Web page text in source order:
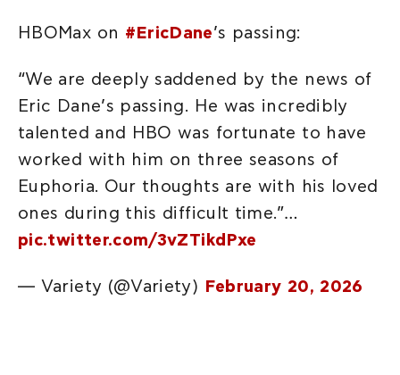
HBOMax on #EricDane’s passing:
“We are deeply saddened by the news of
Eric Dane’s passing. He was incredibly
talented and HBO was fortunate to have
worked with him on three seasons of
Euphoria. Our thoughts are with his loved
ones during this difficult time.”…
pic.twitter.com/3vZTikdPxe
— Variety (@Variety) February 20, 2026